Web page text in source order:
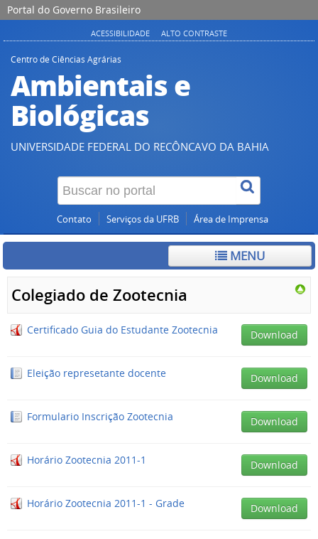
Portal do Governo Brasileiro
ACESSIBILIDADE ALTO CONTRASTE
Centro de Ciências Agrárias
Ambientais e
Biológicas
UNIVERSIDADE FEDERAL DO RECÔNCAVO DA BAHIA
Contato Serviços da UFRB Área de Imprensa
MENU
Colegiado de Zootecnia
Certificado Guia do Estudante Zootecnia Download
Eleição represetante docente Download
Formulario Inscrição Zootecnia Download
Horário Zootecnia 2011-1 Download
Horário Zootecnia 2011-1 - Grade Download